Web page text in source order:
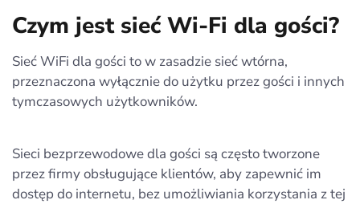
Czym jest sieć Wi-Fi dla gości?
Sieć WiFi dla gości to w zasadzie sieć wtórna,
przeznaczona wyłącznie do użytku przez gości i innych
tymczasowych użytkowników.
Sieci bezprzewodowe dla gości są często tworzone
przez firmy obsługujące klientów, aby zapewnić im
dostęp do internetu, bez umożliwiania korzystania z tej